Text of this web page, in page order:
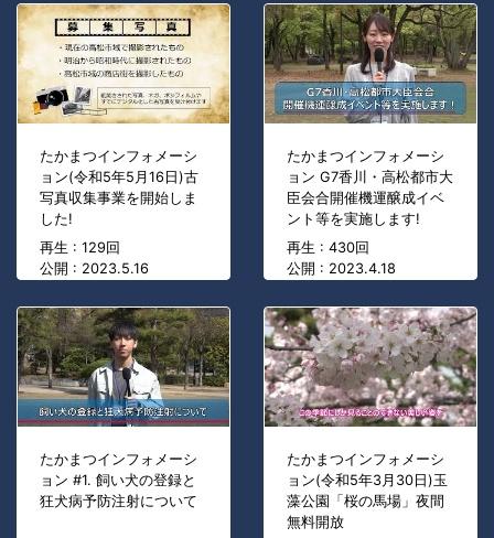
たかまつインフォメーシ
ョン(令和5年5月16日)古
写真収集事業を開始しま
した!
再生 : 129回
公開 : 2023.5.16
たかまつインフォメーシ
ョン G7香川・高松都市大
臣会合開催機運醸成イベ
ント等を実施します!
再生 : 430回
公開 : 2023.4.18
たかまつインフォメーシ
ョン #1. 飼い犬の登録と
狂犬病予防注射について
たかまつインフォメーシ
ョン(令和5年3月30日)玉
藻公園「桜の馬場」夜間
無料開放